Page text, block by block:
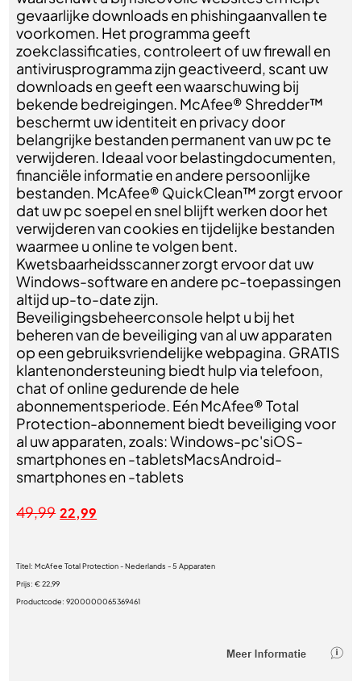
gevaarlijke downloads en phishingaanvallen te
voorkomen. Het programma geeft
zoekclassificaties, controleert of uw firewall en
antivirusprogramma zijn geactiveerd, scant uw
downloads en geeft een waarschuwing bij
bekende bedreigingen. McAfee® Shredder™
beschermt uw identiteit en privacy door
belangrijke bestanden permanent van uw pc te
verwijderen. Ideaal voor belastingdocumenten,
financiële informatie en andere persoonlijke
bestanden. McAfee® QuickClean™ zorgt ervoor
dat uw pc soepel en snel blijft werken door het
verwijderen van cookies en tijdelijke bestanden
waarmee u online te volgen bent.
Kwetsbaarheidsscanner zorgt ervoor dat uw
Windows-software en andere pc-toepassingen
altijd up-to-date zijn.
Beveiligingsbeheerconsole helpt u bij het
beheren van de beveiliging van al uw apparaten
op een gebruiksvriendelijke webpagina. GRATIS
klantenondersteuning biedt hulp via telefoon,
chat of online gedurende de hele
abonnementsperiode. Eén McAfee® Total
Protection-abonnement biedt beveiliging voor
al uw apparaten, zoals: Windows-pc'siOS-
smartphones en -tabletsMacsAndroid-
smartphones en -tablets
49,99 22,99
Titel:McAfee Total Protection - Nederlands - 5 Apparaten
Prijs:€ 22,99
Productcode:9200000065369461